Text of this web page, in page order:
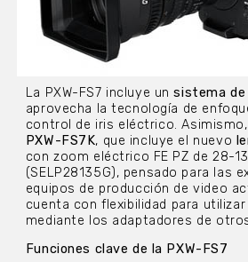
La PXW-FS7 incluye unsistema
aprovecha la tecnología de
control de iris eléctrico.
PXW-FS7K, que incluye el nuevo
con zoom eléctrico FE PZ de 28-
(SELP28135G), pensado para las
equipos de producción de video
cuenta con flexibilidad para
mediante los adaptadores de
Funciones clave de la PXW-FS7